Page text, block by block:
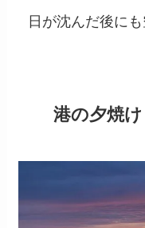
日が沈んだ後に
港の夕焼